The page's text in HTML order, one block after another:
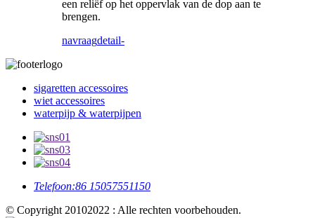
een ​​reliëf op het oppervlak van de dop aan te
brengen.
navraagdetail-
sigaretten accessoires
wiet accessoires
waterpijp & waterpijpen
Telefoon:86 15057551150
© Copyright 20102022 : Alle rechten voorbehouden.